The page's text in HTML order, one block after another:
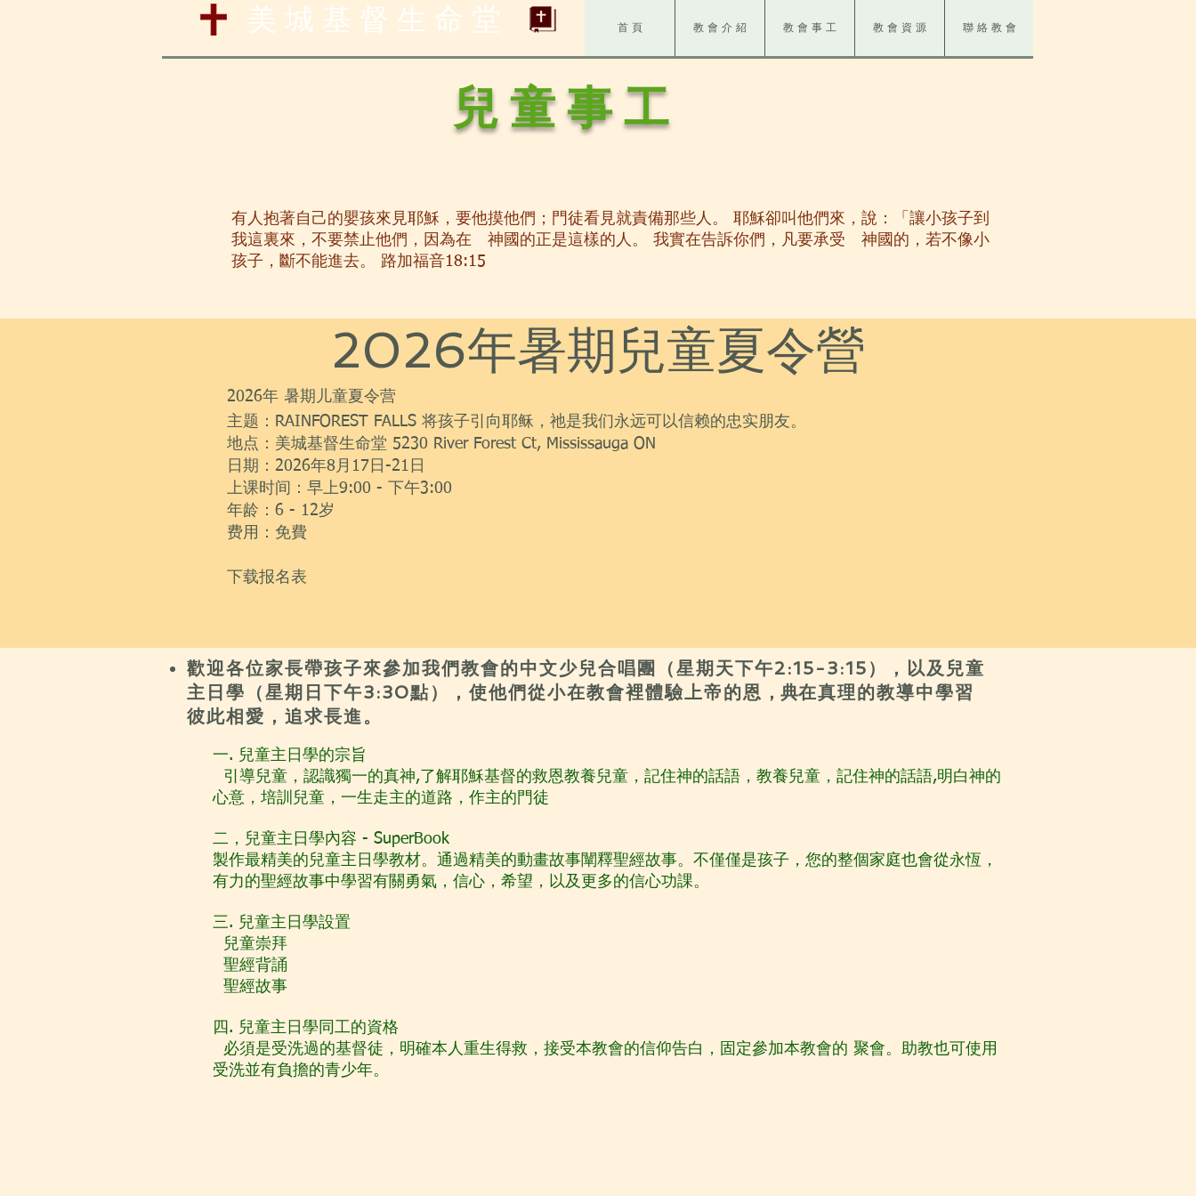
美 城 基 督 生 命 堂 首 頁 教 會 介 紹 教 會 事 工 教 會 資 源 聯 絡 教 會
兒 童 事 工
有人抱著自己的嬰孩來見耶穌，要他摸他們；門徒看見就責備那些人。 耶穌卻叫他們來，說：「讓小孩子到
我這裏來，不要禁止他們，因為在 神國的正是這樣的人。 我實在告訴你們，凡要承受 神國的，若不像小
孩子，斷不能進去。 路加福音18:15
2026年暑期兒童夏令營
2026年 暑期儿童夏令营
主题：RAINFOREST FALLS 将孩子引向耶稣，祂是我们永远可以信赖的忠实朋友。
地点：美城基督生命堂 5230 River Forest Ct, Mississauga ON
日期：2026年8月17日-21日
上课时间：早上9:00 - 下午3:00
年龄：6 - 12岁
费用：免費
​下载报名表
歡迎各位家長帶孩子來參加我們教會的中文少兒合唱團（星期天下午2:15-3:15），以及兒童
主日學（星期日下午3:30點），使他們從小在教會裡體驗上帝的恩 ​，典在真理的教導中學習
彼此相愛，追求長進。
一. 兒童主日學的宗旨
引導兒童，認識獨一的真神,了解耶穌基督的救恩教養兒童，記住神的話語，教養兒童，記住神的話語,明白神的
心意，培訓兒童，一生走主的道路，作主的門徒
二，兒童主日學內容 - SuperBook
製作最精美的兒童主日學教材。通過精美的動畫故事闡釋聖經故事。 不僅僅是孩子，您的整個家庭也會從永恆，
有力的聖經故事中學習有關勇氣，信心，希望，以及更多的信心功課。
三. 兒童主日學設置
兒童崇拜
聖經背誦
聖經故事
四. 兒童主日學同工的資格
必須是受洗過的基督徒，明確本人重生得救，接受本教會的信仰告白，固定參加本教會的 聚會。助教也可使用
受洗並有負擔的青少年。